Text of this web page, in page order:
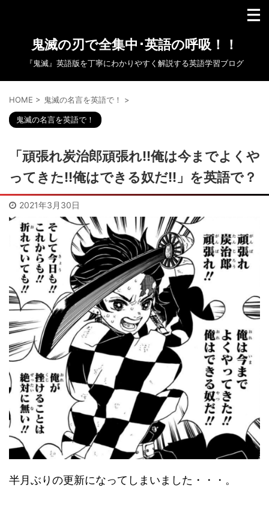
鬼滅の刃で全集中･英語の呼吸！！
『鬼滅』英語版を丁寧にわかりやすく解説する英語学習ブログ
HOME > 鬼滅の名言を英語で！ >
鬼滅の名言を英語で！
「頑張れ炭治郎頑張れ!!俺は今までよくや
ってきた!!俺はできる奴だ!!」を英語で？
2021年3月30日
半月ぶりの更新になってしまいました・・・。